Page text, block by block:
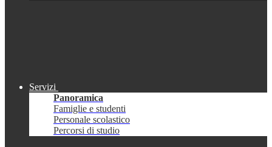
Servizi
Panoramica
Famiglie e studenti
Personale scolastico
Percorsi di studio